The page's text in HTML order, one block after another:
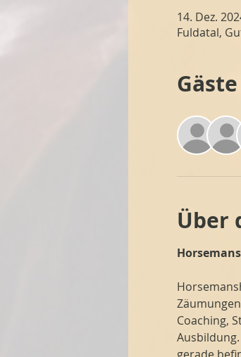
14. Dez.
Fuldatal,
Gäste
Über
Coaching,